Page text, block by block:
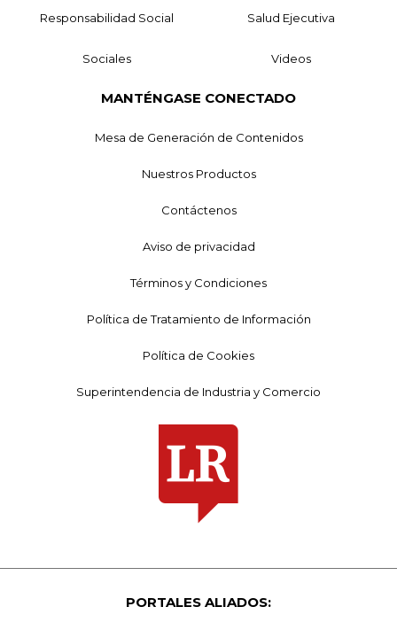
Responsabilidad Social Salud Ejecutiva
Sociales Videos
MANTÉNGASE CONECTADO
Mesa de Generación de Contenidos
Nuestros Productos
Contáctenos
Aviso de privacidad
Términos y Condiciones
Política de Tratamiento de Información
Política de Cookies
Superintendencia de Industria y Comercio
PORTALES ALIADOS: